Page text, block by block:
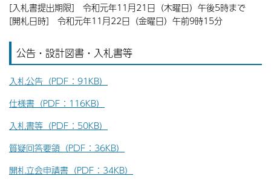
[入札書提出期限] 令和元年11月21日（木曜日）午後5時まで
[開札日時] 令和元年11月22日（金曜日）午前9時15分
公告・設計図書・入札書等
入札公告（PDF：91KB）
仕様書（PDF：116KB）
入札書等（PDF：50KB）
質疑回答要領（PDF：36KB）
開札立会申請書（PDF：34KB）